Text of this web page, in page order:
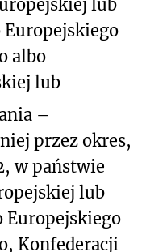
lub
Europejskiego
albo
lub
–
przez okres,
w państwie
lub
Europejskiego
Konfederacji